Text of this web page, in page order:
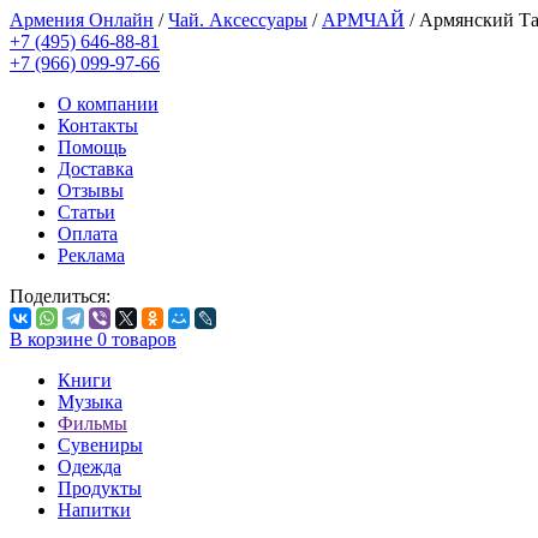
Армения Онлайн /Чай. Аксессуары / АРМЧАЙ / Армянский
+7 (495) 646-88-81
+7 (966) 099-97-66
О компании
Контакты
Помощь
Доставка
Отзывы
Статьи
Оплата
Реклама
Поделиться:
В корзине 0 товаров
Книги
Музыка
Фильмы
Сувениры
Одежда
Продукты
Напитки